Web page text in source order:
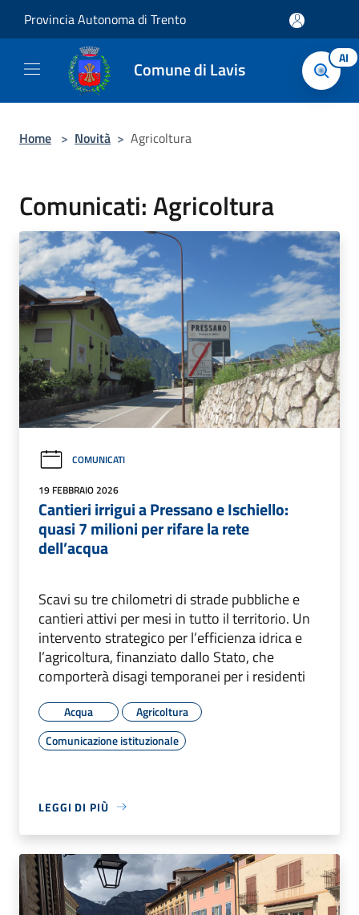
Provincia Autonoma di Trento
Comune di Lavis AI
Home > Novità > Agricoltura
Comunicati: Agricoltura
COMUNICATI
19 FEBBRAIO 2026
Cantieri irrigui a Pressano e Ischiello:
quasi 7 milioni per rifare la rete
dell’acqua
Scavi su tre chilometri di strade pubbliche e
cantieri attivi per mesi in tutto il territorio. Un
intervento strategico per l’efficienza idrica e
l’agricoltura, finanziato dallo Stato, che
comporterà disagi temporanei per i residenti
Acqua
Agricoltura
Comunicazione istituzionale
LEGGI DI PIÙ